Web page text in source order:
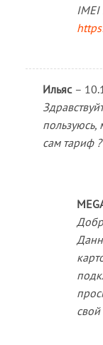
IMEI
Ильяс –
пользуюсь,
сам тариф ?